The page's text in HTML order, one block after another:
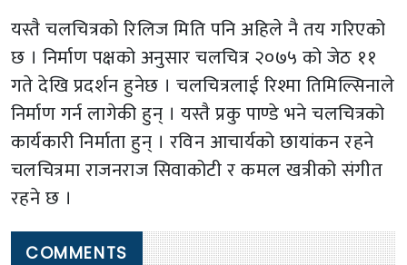
यस्तै चलचित्रको रिलिज मिति पनि अहिले नै तय गरिएको
छ । निर्माण पक्षको अनुसार चलचित्र २०७५ को जेठ ११
गते देखि प्रदर्शन हुनेछ । चलचित्रलाई रिश्मा तिमिल्सिनाले
निर्माण गर्न लागेकी हुन् । यस्तै प्रकु पाण्डे भने चलचित्रको
कार्यकारी निर्माता हुन् । रविन आचार्यको छायांकन रहने
चलचित्रमा राजनराज सिवाकोटी र कमल खत्रीको संगीत
रहने छ ।
COMMENTS